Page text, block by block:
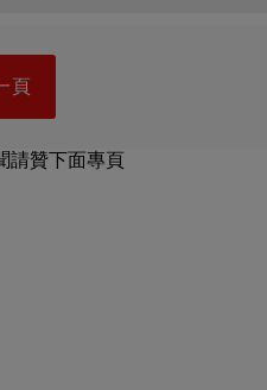
頁
請贊下面專頁